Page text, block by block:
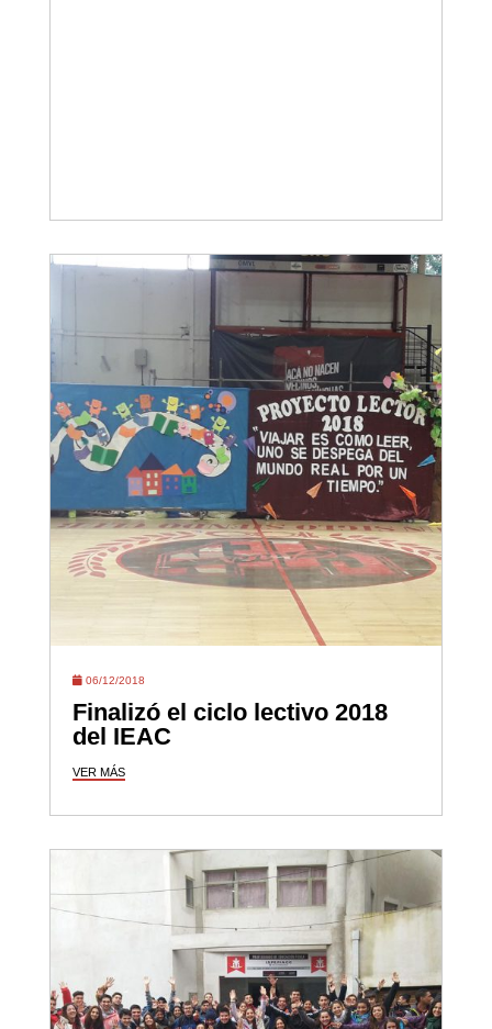
06/12/2018
Finalizó el ciclo lectivo 2018
del IEAC
VER MÁS